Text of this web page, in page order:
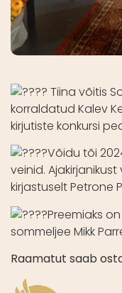
Tiina võitis
korraldatud Kalev
kirjutiste konkursi
Võidu tõi
veinid. Ajakirjanikust
kirjastuselt Petrone
Preemiaks
sommeljee Mikk
Raamatut saab